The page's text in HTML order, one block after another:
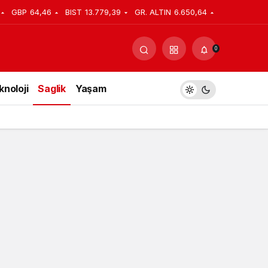
GBP 64,46 BIST 13.779,39 GR. ALTIN 6.650,64
0
Saglik Yaşam
Yorum Yap Paylaş